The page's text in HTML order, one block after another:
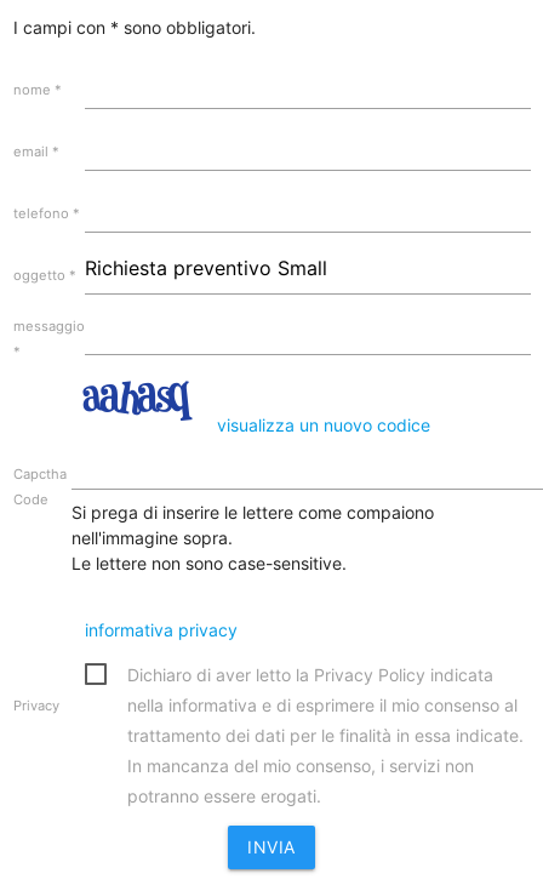
I campi con * sono obbligatori.
nome *
email *
telefono *
oggetto *
messaggio
*
Capctha
Code
visualizza un nuovo codice
Si prega di inserire le lettere come compaiono
nell'immagine sopra.
Le lettere non sono case-sensitive.
Privacy
informativa privacy
Dichiaro di aver letto la Privacy Policy indicata
nella informativa e di esprimere il mio consenso al
trattamento dei dati per le finalità in essa indicate.
In mancanza del mio consenso, i servizi non
potranno essere erogati.